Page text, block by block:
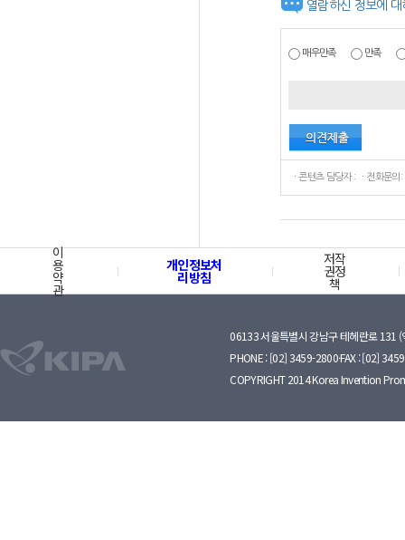
열람하신 정보에
매우만족 만족
ㆍ콘텐츠 담당자 : ㆍ전화문의:
이
용
약
관
개인정보처
리방침
저작
권정
책
06133 서울특별시 강남구 테헤란로 131 (
PHONE : [02] 3459-2800·FAX : [02]
COPYRIGHT 2014 Korea Invention